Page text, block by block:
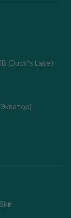
(Duck's Lake)